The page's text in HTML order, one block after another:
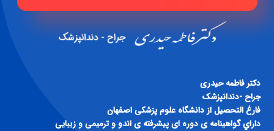
دكتر فاطمه حيدری
جراح -دندانپزشک
فارغ التحصيل از دانشگاه علوم پزشكی اصفهان
داراي گواهينامه ی دوره ای پيشرفته ی اندو و ترميمی و زيبايی